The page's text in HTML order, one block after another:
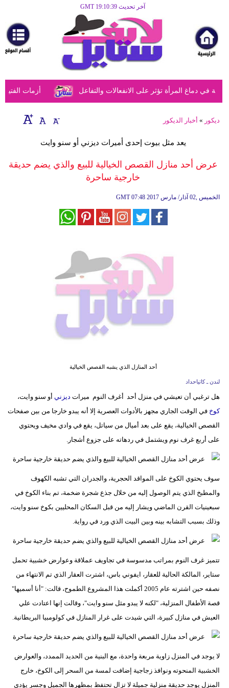
آخر تحديث GMT 19:10:39
مرأة
أزياء
أزياء
إسلامية
صحة
أزمات دماغ المرأة تؤثر على الانفعالات والتفاعل
ديكور » أخبار الديكور
يعد مثل بيوت إحدى أميرات ديزني أو سنو وايت
عرض أحد منازل القصص الخيالية للبيع والذي يضم حديقة
خارجية ساحرة
GMT 07:48 2017 الخميس ,02 آذار/ مارس
أحد المنازل الذي يشبه القصص الخيالية
لندن ـ كاتياحداد
هل ترغبي أن تعيشي في منزل أحد أغرف النوم ميرات ديزني أو سنو وايت،
كوخفي الوقت الجاري مجهز بالأدوات العصرية إلا أنه يبدو خارجا من بين صفحات
القصص الخيالية، يقع على بعد أميال من سياتل، يقع في وادي مخيف ويحتوي
على أربع غرف نوم ويشتمل في ردهاته على جزوع أشجار.
سوف يحتوي الكوخ على المواقد الحجرية، والجدران التي تشبه الكهوف
والمطبخ الذي يتم الوصول إليه من خلال جذع شجرة ضخمة، تم بناء الكوخ في
سبعينيات القرن الماضي ويشار إليه من قبل السكان المحليين بكوخ سنو وايت،
وذلك بسبب التشابه بينه وبين البيت الذي ورد في رواية.
تتميز غرف النوم بمراتب مدسوسة في تجاويف عملاقة وعوارض خشبية تحمل
ستاير، المالكة الحالية للعقار، ايفوني باس، اشترت العقار الذي تم الانتهاء من
نصفه حين اشترته عام 2005 أكملت هذا المشروع الطموح، قالت: "أنا أسميها"
قصة الأطفال المنزلية، "لكنه لا يبدو مثل سنو وايت"، وقالت إنها اعتادت علي
العيش في منازل كبيرة، التي شيدت على غرار المنازل في كولومبيا البريطانية.
لا يوجد في المنزل زاوية مربعة واحدة، مع البنية من الحديد الممدد، والعوارض
الخشبية المنحوته ونوافذ زجاجية إضافت لمسة من السحر إلى الكوخ، خارج
المنزل يوجد حديقة منزلية جميلة لا تزال تحتفظ بمظهرها الجميل وجسر يؤدي